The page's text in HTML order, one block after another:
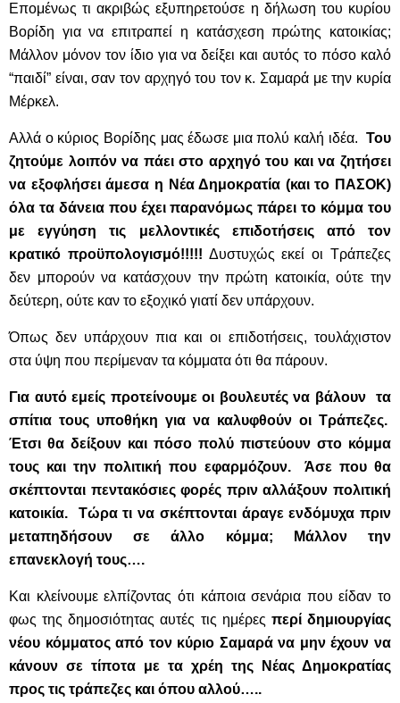
Επομένως τι ακριβώς εξυπηρετούσε η δήλωση του κυρίου
Βορίδη για να επιτραπεί η κατάσχεση πρώτης κατοικίας;
Μάλλον μόνον τον ίδιο για να δείξει και αυτός το πόσο καλό
“παιδί” είναι, σαν τον αρχηγό του τον κ. Σαμαρά με την κυρία
Μέρκελ.
Αλλά ο κύριος Βορίδης μας έδωσε μια πολύ καλή ιδέα. Του
ζητούμε λοιπόν να πάει στο αρχηγό του και να ζητήσει
να εξοφλήσει άμεσα η Νέα Δημοκρατία (και το ΠΑΣΟΚ)
όλα τα δάνεια που έχει παρανόμως πάρει το κόμμα του
με εγγύηση τις μελλοντικές επιδοτήσεις από τον
κρατικό προϋπολογισμό!!!!! Δυστυχώς εκεί οι Τράπεζες
δεν μπορούν να κατάσχουν την πρώτη κατοικία, ούτε την
δεύτερη, ούτε καν το εξοχικό γιατί δεν υπάρχουν.
Όπως δεν υπάρχουν πια και οι επιδοτήσεις, τουλάχιστον
στα ύψη που περίμεναν τα κόμματα ότι θα πάρουν.
Για αυτό εμείς προτείνουμε οι βουλευτές να βάλουν τα
σπίτια τους υποθήκη για να καλυφθούν οι Τράπεζες.
Έτσι θα δείξουν και πόσο πολύ πιστεύουν στο κόμμα
τους και την πολιτική που εφαρμόζουν. Άσε που θα
σκέπτονται πεντακόσιες φορές πριν αλλάξουν πολιτική
κατοικία. Τώρα τι να σκέπτονται άραγε ενδόμυχα πριν
μεταπηδήσουν σε άλλο κόμμα; Μάλλον την
επανεκλογή τους….
Και κλείνουμε ελπίζοντας ότι κάποια σενάρια που είδαν το
φως της δημοσιότητας αυτές τις ημέρες περί δημιουργίας
νέου κόμματος από τον κύριο Σαμαρά να μην έχουν να
κάνουν σε τίποτα με τα χρέη της Νέας Δημοκρατίας
προς τις τράπεζες και όπου αλλού…..